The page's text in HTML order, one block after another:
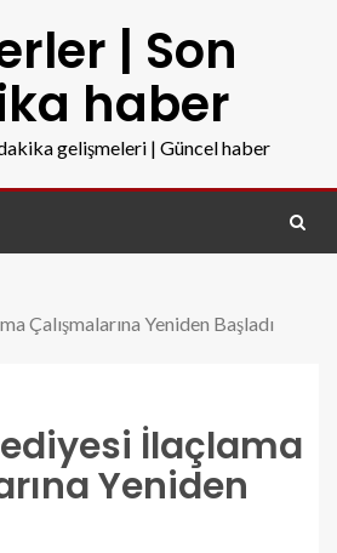
| Son
haber
gelişmeleri | Güncel haber
Çalışmalarına Yeniden Başladı
İlaçlama
Yeniden